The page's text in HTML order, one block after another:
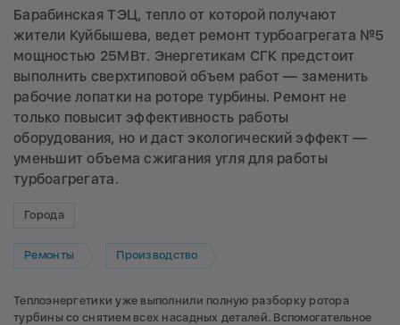
Барабинская ТЭЦ, тепло от которой получают
жители Куйбышева, ведет ремонт турбоагрегата №5
мощностью 25МВт. Энергетикам СГК предстоит
выполнить сверхтиповой объем работ — заменить
рабочие лопатки на роторе турбины. Ремонт не
только повысит эффективность работы
оборудования, но и даст экологический эффект —
уменьшит объема сжигания угля для работы
турбоагрегата.
Города
Ремонты Производство
Теплоэнергетики уже выполнили полную разборку ротора
турбины со снятием всех насадных деталей. Вспомогательное